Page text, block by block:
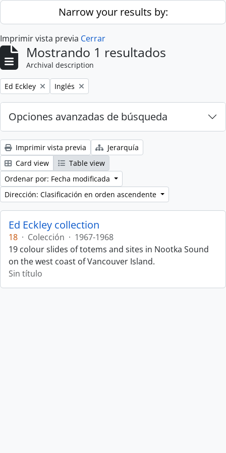
Skip to main contentNarrow your results by:
Imprimir vista previa Cerrar
Mostrando 1 resultados
Archival description
Remove filter:
Ed Eckley Remove filter:
Inglés
Opciones avanzadas de búsqueda
Imprimir vista previa
Jerarquía
Card view
Table view
Ordenar por: Fecha modificada
Dirección: Clasificación en orden ascendente
Ed Eckley collection
18 · Colección · 1967-1968
19 colour slides of totems and sites in Nootka Sound
on the west coast of Vancouver Island.
Sin título